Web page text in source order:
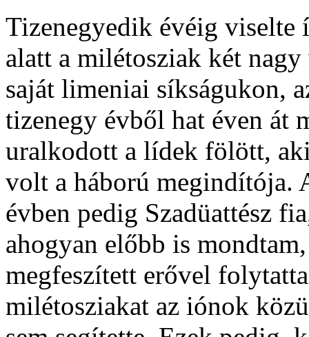
Tizenegyedik évéig viselte
alatt a milétosziak két nagy
saját limeniai síkságukon,
tizenegy évből hat éven át
uralkodott a lídek fölött,
volt a háború megindítója.
évben pedig Szadüattész
ahogyan előbb is
megfeszített erővel
milétosziakat az iónok